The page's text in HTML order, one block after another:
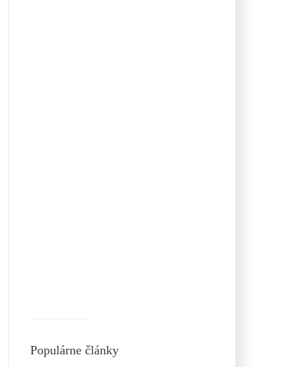
Populárne články